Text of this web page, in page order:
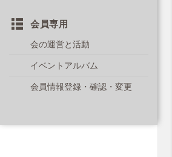
会員専用
会の運営と活動
イベントアルバム
会員情報登録・確認・変更